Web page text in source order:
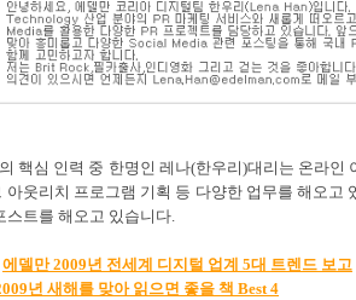
핵심 인력 중 한명인 레나(한우리)대리는 온라인
아웃리치 프로그램 기획 등 다양한 업무를 해오고
스트를 해오고 있습니다
에델만 2009년 전세계 디지털 업계 5대 트렌드 보고
년 새해를 맞아 읽으면 좋을 책 Best 4